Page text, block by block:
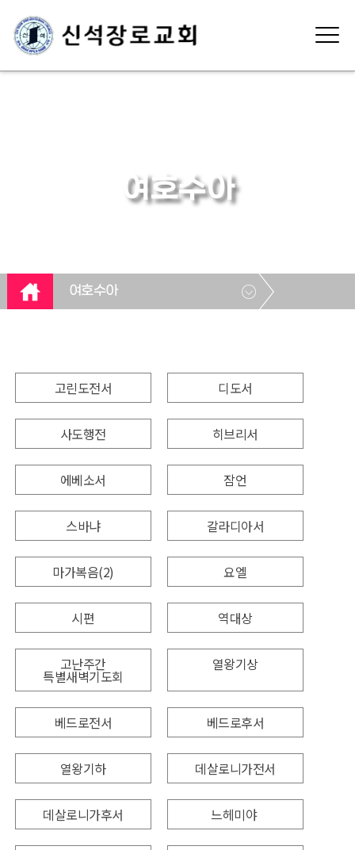
여호수아
여호수아
고린도전서 디도서
사도행전 히브리서
에베소서 잠언
스바냐 갈라디아서
마가복음(2) 요엘
시편 역대상
고난주간
특별새벽기도회
열왕기상
베드로전서 베드로후서
열왕기하 데살로니가전서
데살로니가후서 느헤미야